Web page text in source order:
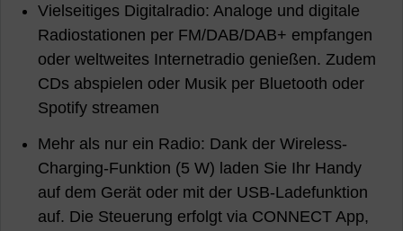
Vielseitiges Digitalradio: Analoge und digitale
Radiostationen per FM/DAB/DAB+ empfangen
oder weltweites Internetradio genießen. Zudem
CDs abspielen oder Musik per Bluetooth oder
Spotify streamen
Mehr als nur ein Radio: Dank der Wireless-
Charging-Funktion (5 W) laden Sie Ihr Handy
auf dem Gerät oder mit der USB-Ladefunktion
auf. Die Steuerung erfolgt via CONNECT App,